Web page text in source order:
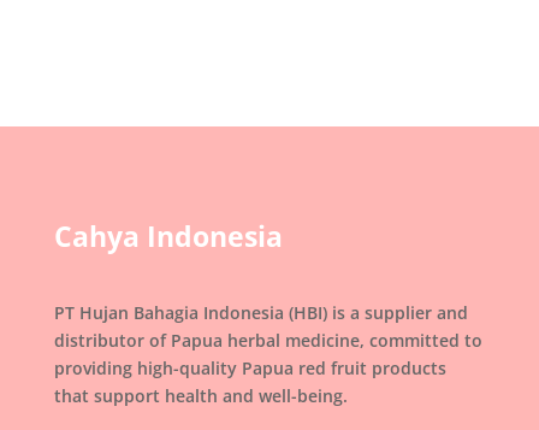
Cahya Indonesia
PT Hujan Bahagia Indonesia (HBI) is a supplier and
distributor of Papua herbal medicine, committed to
providing high-quality Papua red fruit products
that support health and well-being.